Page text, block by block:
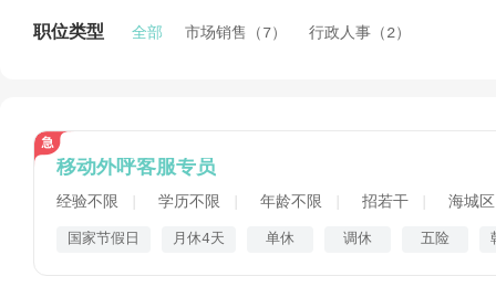
职位类型 全部 市场销售（7） 行政人事（2）
移动外呼客服专员
经验不限 学历不限 年龄不限 招若干 海城区
国家节假日 月休4天 单休 调休 五险